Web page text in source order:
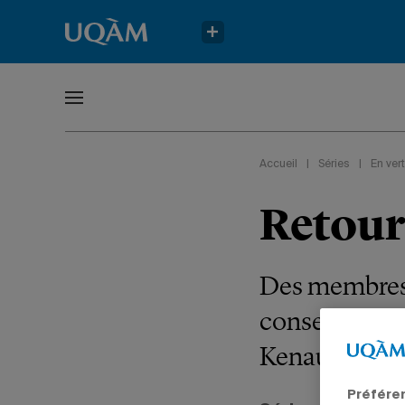
Accueil Séries En
Des
Kenauk